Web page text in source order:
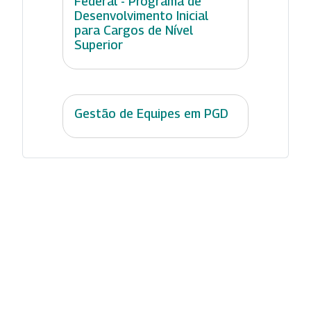
Desenvolvimento Inicial
para Cargos de Nível
Superior
Gestão de Equipes em PGD